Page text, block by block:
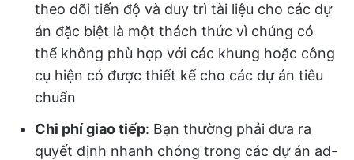
theo dõi tiến độ và duy trì tài liệu cho các dự
án đặc biệt là một thách thức vì chúng có
thể không phù hợp với các khung hoặc công
cụ hiện có được thiết kế cho các dự án tiêu
chuẩn
Chi phí giao tiếp: Bạn thường phải đưa ra
quyết định nhanh chóng trong các dự án ad-